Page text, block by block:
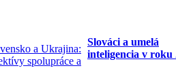
Slováci a umelá
inteligencia v roku